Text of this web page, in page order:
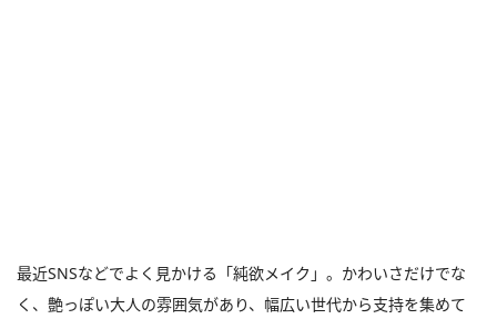
最近SNSなどでよく見かける「純欲メイク」。かわいさだけでな
く、艶っぽい大人の雰囲気があり、幅広い世代から支持を集めて